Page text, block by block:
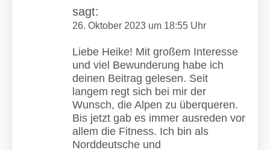
sagt:
26. Oktober 2023 um 18:55 Uhr
Liebe Heike! Mit großem Interesse
und viel Bewunderung habe ich
deinen Beitrag gelesen. Seit
langem regt sich bei mir der
Wunsch, die Alpen zu überqueren.
Bis jetzt gab es immer ausreden vor
allem die Fitness. Ich bin als
Norddeutsche und